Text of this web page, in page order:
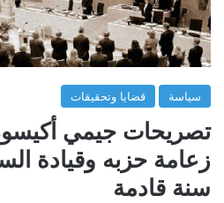
سياسة قضايا وتحقيقات
تصريحات جيمي
زعامة حزبه وقيادة
سنة قادمة